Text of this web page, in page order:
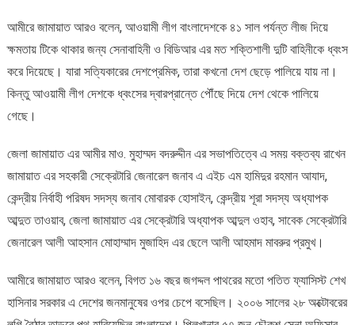
আমীরে জামায়াত আরও বলেন, আওয়ামী লীগ বাংলাদেশকে ৪১ সাল পর্যন্ত লীজ দিয়ে
ক্ষমতায় টিকে থাকার জন্য সেনাবাহিনী ও বিডিআর এর মত শক্তিশালী দুটি বাহিনীকে ধ্বংস
করে দিয়েছে। যারা সত্যিকারের দেশপ্রেমিক, তারা কখনো দেশ ছেড়ে পালিয়ে যায় না।
কিন্তু আওয়ামী লীগ দেশকে ধ্বংসের দ্বারপ্রান্তে পৌঁছে দিয়ে দেশ থেকে পালিয়ে
গেছে।
জেলা জামায়াত এর আমীর মাও. মুহাম্মদ বদরুদ্দীন এর সভাপতিত্বে এ সময় বক্তব্য রাখেন
জামায়াত এর সহকারী সেক্রেটারি জেনারেল জনাব এ এইচ এম হামিদুর রহমান আযাদ,
কেন্দ্রীয় নির্বাহী পরিষদ সদস্য জনাব মোবারক হোসাইন, কেন্দ্রীয় শূরা সদস্য অধ্যাপক
আব্দুত তাওয়াব, জেলা জামায়াত এর সেক্রেটারি অধ্যাপক আব্দুল ওহাব, সাবেক সেক্রেটারি
জেনারেল আলী আহসান মোহাম্মাদ মুজাহিদ এর ছেলে আলী আহমাদ মাবরুর প্রমুখ।
আমীরে জামায়াত আরও বলেন, বিগত ১৬ বছর জগদ্দল পাথরের মতো পতিত ফ্যাসিস্ট শেখ
হাসিনার সরকার এ দেশের জনমানুষের ওপর চেপে বসেছিল। ২০০৬ সালের ২৮ অক্টোবরের